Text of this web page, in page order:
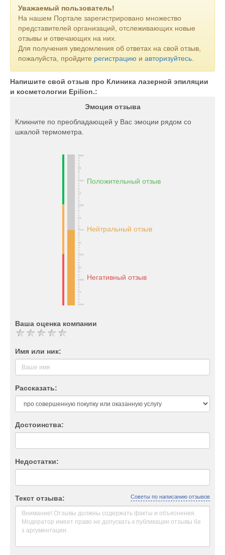
Уважаемый пользователь!
На нашем Портале зарегистрировано множество
представителей организаций, отслеживающих новые
отзывы и отвечающих на них.
Для получения уведомления об ответах на свой отзыв,
пожалуйста, пройдите регистрацию и авторизуйтесь
Напишите свой отзыв про Клиника лазерной эпиляции
и косметологии Epilion.:
Эмоция отзыва
Кликните по преобладающей у Вас эмоции рядом со
шкалой термометра.
Положительный отзыв
Нейтральный отзыв
Негативный отзыв
Ваша оценка компании
Имя или ник:
Рассказать:
Достоинства:
Недостатки:
Текст отзыва: Советы по написанию отзывов